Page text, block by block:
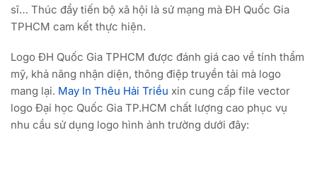
sĩ… Thúc đẩy tiến bộ xã hội là sứ mạng mà ĐH Quốc Gia
TPHCM cam kết thực hiện.
Logo ĐH Quốc Gia TPHCM được đánh giá cao về tính thẩm
mỹ, khả năng nhận diện, thông điệp truyền tải mà logo
mang lại. May In Thêu Hải Triều xin cung cấp file vector
logo Đại học Quốc Gia TP.HCM chất lượng cao phục vụ
nhu cầu sử dụng logo hình ảnh trường dưới đây: